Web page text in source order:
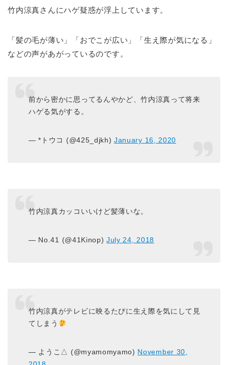
竹内涼真さんにハゲ疑惑が浮上しています。
「髪の毛が薄い」「おでこが広い」「生え際が気になる」
などの声があがっているのです。
前から密かに思ってるんやかど、竹内涼真って将来
ハゲる気がする。
— *トウコ (@425_djkh)January 16, 2020
竹内涼真カッコいいけど髪薄いな。
— No.41 (@41Kinop)July 24, 2018
竹内涼真がテレビに映るたびに生え際を気にして見
てしまう
— ようこ△ (@myamomyamo) November 30,